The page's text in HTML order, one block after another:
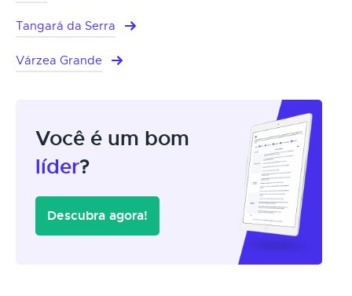
Tangará da Serra
Várzea Grande
Você é um bom
líder?
Descubra agora!